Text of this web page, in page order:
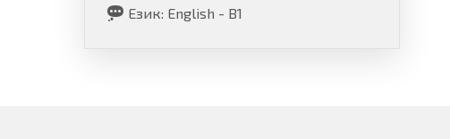
Език: English - B1